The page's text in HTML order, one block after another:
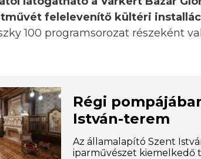
felelevenítő kültéri
100 programsorozat részeként
Régi
István-terem
Az államalapító Szent
iparművészet kiemelkedő